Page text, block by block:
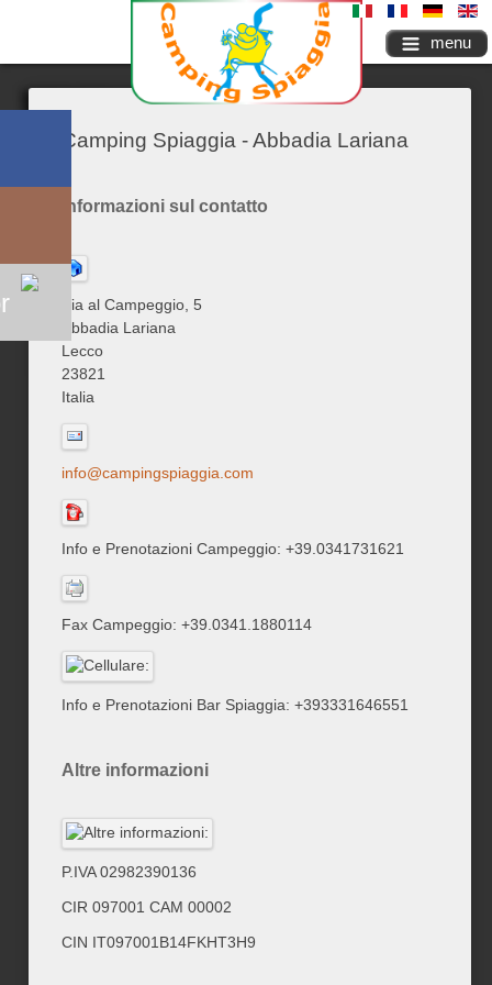
menu
Camping Spiaggia - Abbadia Lariana
Informazioni sul contatto
Via al Campeggio, 5
Abbadia Lariana
Lecco
23821
Italia
info@campingspiaggia.com
Info e Prenotazioni Campeggio: +39.0341731621
Fax Campeggio: +39.0341.1880114
Info e Prenotazioni Bar Spiaggia: +393331646551
Altre informazioni
P.IVA 02982390136
CIR 097001 CAM 00002
CIN IT097001B14FKHT3H9